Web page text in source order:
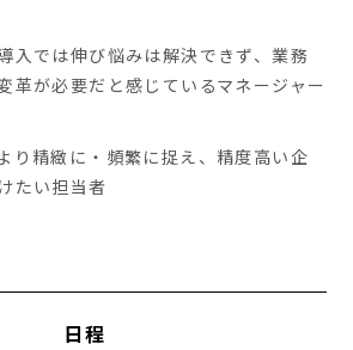
入では伸び悩みは解決できず、業務
革が必要だと感じているマネージャー
り精緻に・頻繁に捉え、精度高い企
たい担当者
日程